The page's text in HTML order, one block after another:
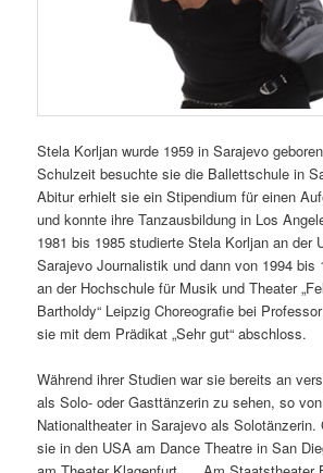
Stela Korljan wurde 1959 in Sarajevo
Schulzeit besuchte sie die Ballettschule in
Abitur erhielt sie ein Stipendium für einen
und konnte ihre Tanzausbildung in Los
1981 bis 1985 studierte Stela Korljan an der
Sarajevo Journalistik und dann von 1994 bis
an der Hochschule für Musik und Theater
Bartholdy“ Leipzig Choreografie bei
sie mit dem Prädikat „Sehr gut“ abschloss.
Während ihrer Studien war sie bereits an
als Solo- oder Gasttänzerin zu sehen, so
Nationaltheater in Sarajevo als Solotänzerin.
sie in den USA am Dance Theatre in San